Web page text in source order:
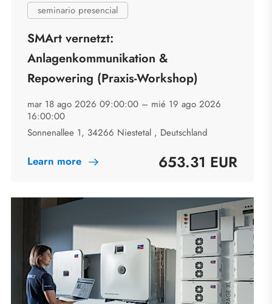
seminario presencial
SMArt vernetzt:
Anlagenkommunikation &
Repowering (Praxis-Workshop)
mar 18 ago 2026 09:00:00 – mié 19 ago 2026
16:00:00
Sonnenallee 1, 34266 Niestetal , Deutschland
Learn more 653.31 EUR